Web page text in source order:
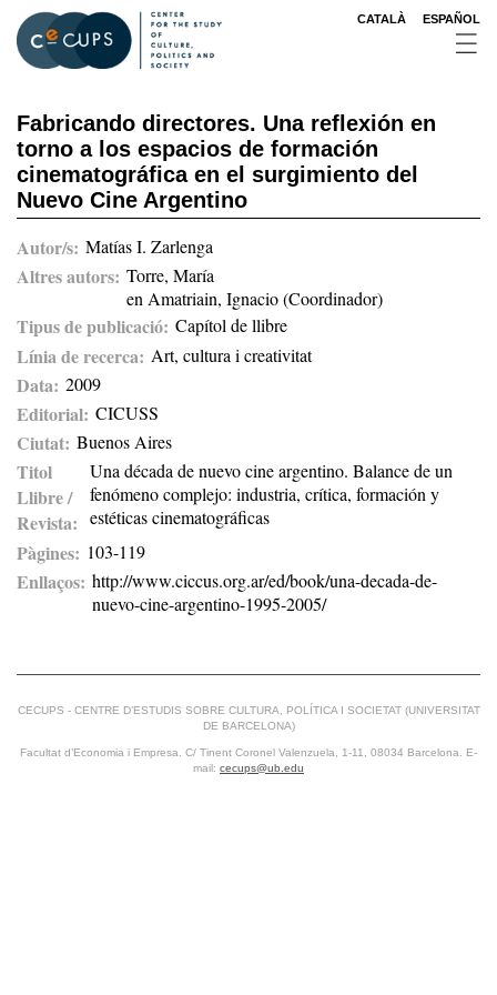
main
content
CATALÀ ESPAÑOL
Fabricando directores. Una reflexión en
torno a los espacios de formación
cinematográfica en el surgimiento del
Nuevo Cine Argentino
Autor/s Matías I. Zarlenga
Altres autors Torre, María
en Amatriain, Ignacio (Coordinador)
Tipus de publicació Capítol de llibre
Línia de recerca Art, cultura i creativitat
Data 2009
Editorial CICUSS
Ciutat Buenos Aires
Titol
Llibre /
Revista
Una década de nuevo cine argentino. Balance de un
fenómeno complejo: industria, crítica, formación y
estéticas cinematográficas
Pàgines 103-119
Enllaços http://www.ciccus.org.ar/ed/book/una-decada-de-
nuevo-cine-argentino-1995-2005/
CECUPS - CENTRE D’ESTUDIS SOBRE CULTURA, POLÍTICA I SOCIETAT (UNIVERSITAT
DE BARCELONA)
Facultat d’Economia i Empresa. C/ Tinent Coronel Valenzuela, 1-11, 08034 Barcelona. E-
mail: cecups@ub.edu